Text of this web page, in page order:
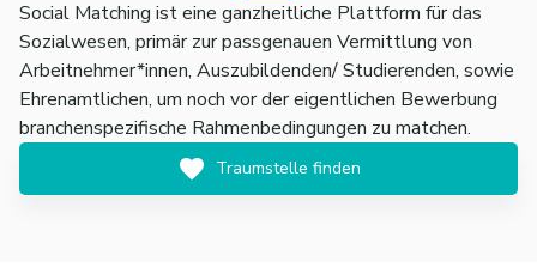
Social Matching ist eine ganzheitliche Plattform für das
Sozialwesen, primär zur passgenauen Vermittlung von
Arbeitnehmer*innen, Auszubildenden/ Studierenden, sowie
Ehrenamtlichen, um noch vor der eigentlichen Bewerbung
branchenspezifische Rahmenbedingungen zu matchen.
Traumstelle finden